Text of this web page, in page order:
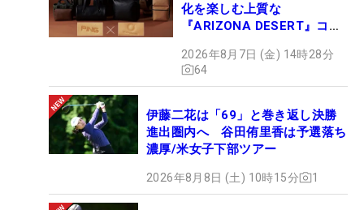
化を楽しむ上質な
『ARIZONA DESERT』コレ
ュー
2026年8月7日 (金) 14時28分
64
伊藤二花は「69」と巻き返し決勝
進出圏内へ 谷田侑里香は予選落ち
濃厚/米女子下部ツアー
2026年8月8日 (土) 10時15分 1